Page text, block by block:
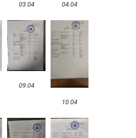
03.04 04.04
09.04
10.04